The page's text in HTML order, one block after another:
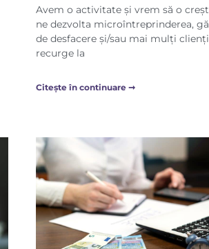
Avem o activitate și vrem să o
ne dezvolta microîntreprinderea,
de desfacere și/sau mai mulți
recurge la
Citește în continuare ➞